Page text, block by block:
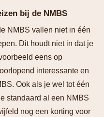
bij de NMBS
NMBS vallen niet in één
Dit houdt niet in dat je
eens op
interessante en
Ook als je wel tot één
standaard al een NMBS
nog een korting voor